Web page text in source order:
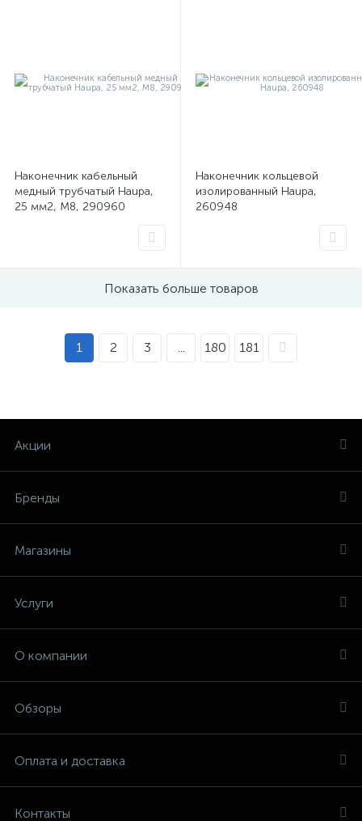
Наконечник кабельный
медный трубчатый Haupa,
25 мм2, М8, 290960
Наконечник кольцевой
изолированный Haupa,
260948
Показать больше товаров
1 2 3 ... 180 181
Акции
Бренды
Магазины
Услуги
О компании
Обзоры
Оплата и доставка
Контакты